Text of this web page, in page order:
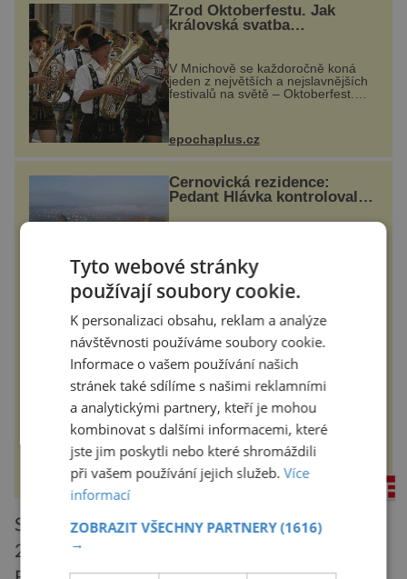
Zrod Oktoberfestu. Jak
královská svatba
odstartovala největší pivní
festival světa
V Mnichově se každoročně koná
jeden z největších a nejslavnějších
festivalů na světě – Oktoberfest.
návštěvníků, kteří si vychutnávají
pivo, tradiční jídlo a bavorskou
kultur...
epochaplus.cz
Černovická rezidence:
Pedant Hlávka kontroloval
černovickém areálu, za jehož
vznikem stál slavný český architekt
Josef Hlávka. Ten si na něm dal
mimořádně záležet. Jeho stavební
plány by při ...
Měkké na dotek, krásné na
pohled
Koupelna patří k nejatraktivnějším
místnostem v bytě, vedle ložnice
slouží jako místo pro relaxaci a
odpočinek. Koupelnový textil –
ručníky, osušky a koberečky –
mohou jako mávnutím kouzelného
proutku...
rezidenceonline.cz
Své výsledky následně vědci uveřejnili roku
2013 v časopise American Journal of
Tyto webové stránky
používají soubory cookie.
K personalizaci obsahu, reklam a analýze
návštěvnosti používáme soubory cookie.
Informace o vašem používání našich
stránek také sdílíme s našimi reklamními
a analytickými partnery, kteří je mohou
kombinovat s dalšími informacemi, které
jste jim poskytli nebo které shromáždili
při vašem používání jejich služeb.Více
informací
ZOBRAZIT VŠECHNY PARTNERY(1616)
→